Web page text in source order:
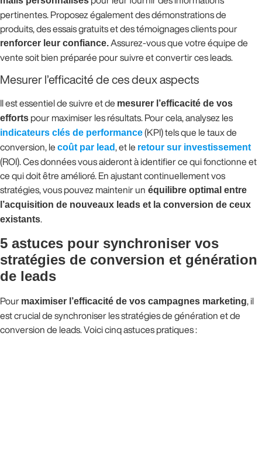
pertinentes. Proposez également des démonstrations de
produits, des essais gratuits et des témoignages clients pour
renforcer leur confiance. Assurez-vous que votre équipe de
vente soit bien préparée pour suivre et convertir ces leads.
Mesurer l’efficacité de ces deux aspects
Il est essentiel de suivre et de mesurer l’efficacité de vos
efforts pour maximiser les résultats. Pour cela, analysez les
indicateurs clés de performance(KPI) tels que le taux de
conversion, le coût par lead, et le retour sur investissement
(ROI). Ces données vous aideront à identifier ce qui fonctionne et
ce qui doit être amélioré. En ajustant continuellement vos
stratégies, vous pouvez maintenir un équilibre optimal entre
l’acquisition de nouveaux leads et la conversion de ceux
existants.
5 astuces pour synchroniser vos
stratégies de conversion et génération
de leads
Pour maximiser l’efficacité de vos campagnes marketing , il
est crucial de synchroniser les stratégies de génération et de
conversion de leads. Voici cinq astuces pratiques :